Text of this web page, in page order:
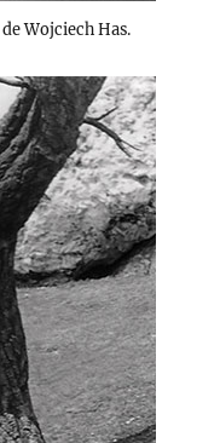
de Wojciech Has.